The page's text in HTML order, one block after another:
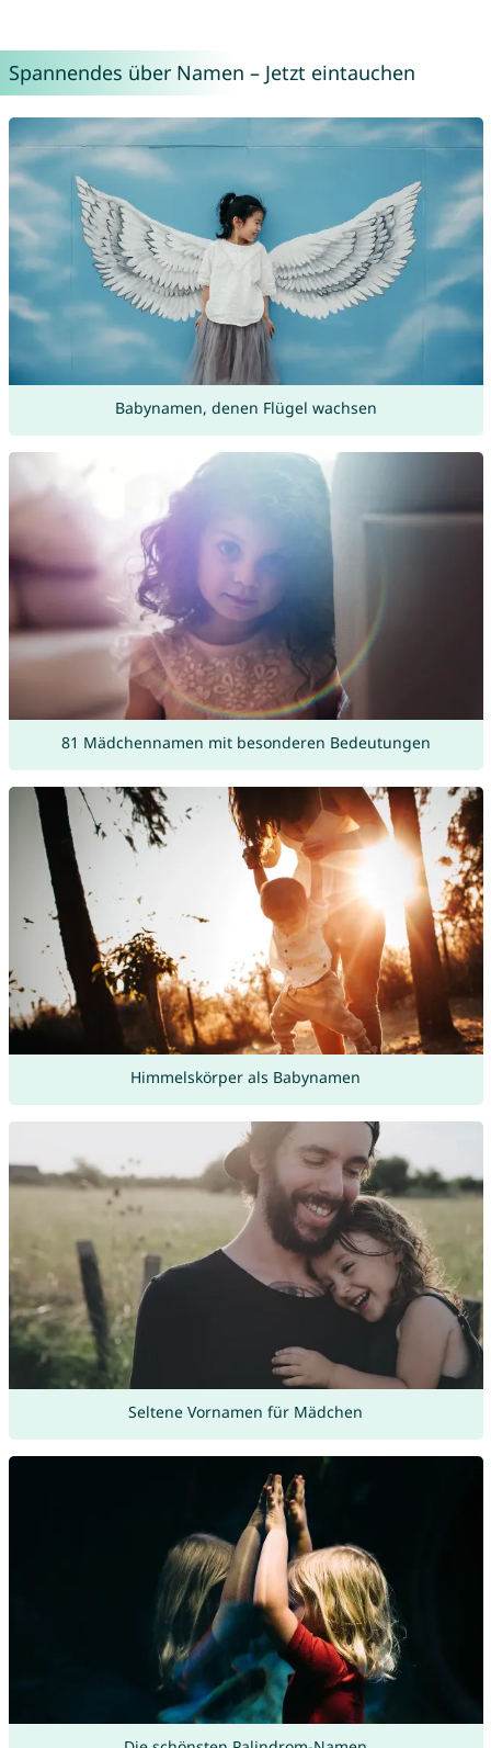
Spannendes über Namen – Jetzt eintauchen
Babynamen, denen Flügel wachsen
81 Mädchennamen mit besonderen Bedeutungen
Himmelskörper als Babynamen
Seltene Vornamen für Mädchen